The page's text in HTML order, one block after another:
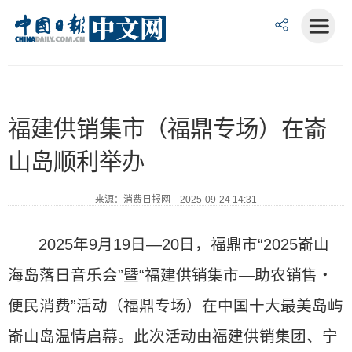
福建供销集市（福鼎专场）在嵛
山岛顺利举办
来源：消费日报网 2025-09-24 14:31
2025年9月19日—20日，福鼎市“2025嵛山
海岛落日音乐会”暨“福建供销集市—助农销售・
便民消费”活动（福鼎专场）在中国十大最美岛屿
嵛山岛温情启幕。此次活动由福建供销集团、宁